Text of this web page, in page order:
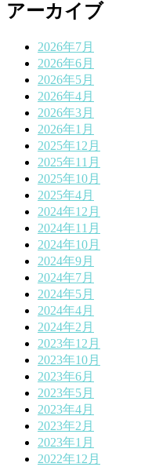
アーカイブ
2026年7月
2026年6月
2026年5月
2026年4月
2026年3月
2026年1月
2025年12月
2025年11月
2025年10月
2025年4月
2024年12月
2024年11月
2024年10月
2024年9月
2024年7月
2024年5月
2024年4月
2024年2月
2023年12月
2023年10月
2023年6月
2023年5月
2023年4月
2023年2月
2023年1月
2022年12月